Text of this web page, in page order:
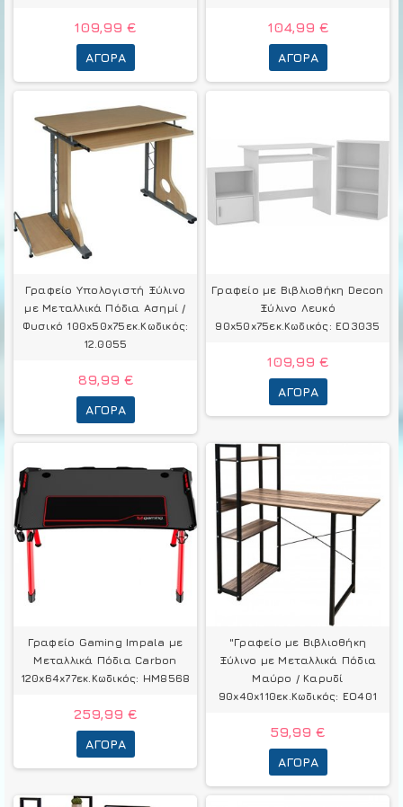
109,99 €
ΑΓΟΡΆ
104,99 €
ΑΓΟΡΆ
Γραφείο Υπολογιστή Ξύλινο
με Μεταλλικά Πόδια Ασημί /
Φυσικό 100x50x75εκ.Κωδικός:
12.0055
89,99 €
ΑΓΟΡΆ
Γραφείο με Βιβλιοθήκη Decon
Ξύλινο Λευκό
90x50x75εκ.Κωδικός: ΕΟ3035
109,99 €
ΑΓΟΡΆ
Γραφείο Gaming Impala με
Μεταλλικά Πόδια Carbon
120x64x77εκ.Κωδικός: HM8568
259,99 €
ΑΓΟΡΆ
"Γραφείο με Βιβλιοθήκη
Ξύλινο με Μεταλλικά Πόδια
Μαύρο / Καρυδί
90x40x110εκ.Κωδικός: ΕΟ401
59,99 €
ΑΓΟΡΆ